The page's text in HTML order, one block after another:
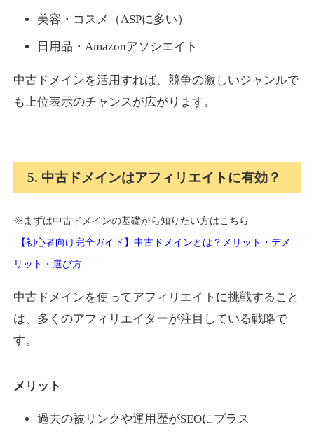
美容・コスメ（ASPに多い）
日用品・Amazonアソシエイト
中古ドメインを活用すれば、競争の激しいジャンルで
も上位表示のチャンスが広がります。
5. 中古ドメインはアフィリエイトに有効？
※まずは中古ドメインの基礎から知りたい方はこちら
【初心者向け完全ガイド】中古ドメインとは？メリット・デメ
リット・選び方
中古ドメインを使ってアフィリエイトに挑戦すること
は、多くのアフィリエイターが注目している戦略で
す。
メリット
過去の被リンクや運用歴がSEOにプラス